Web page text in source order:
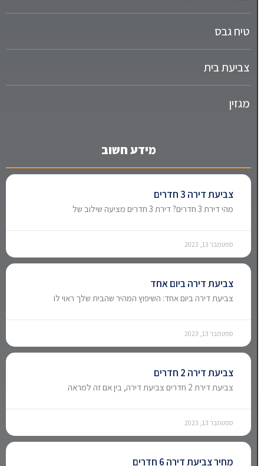
טיח גבס
צביעת בית
מגזין
מידע חשוב
צביעת דירה 3 חדרים
מהי דירת 3 חדרים? דירת 3 חדרים מציעה שילוב של
ספטמבר 13, 2023
צביעת דירה ביום אחד
צביעת דירה ביום אחד: השיפוץ המהיר שהבית שלך ראוי לו
ספטמבר 13, 2023
צביעת דירה 2 חדרים
צביעת דירת 2 חדרים צביעת דירה, בין אם זה למראה
ספטמבר 13, 2023
מחיר צביעת דירה 6 חדרים